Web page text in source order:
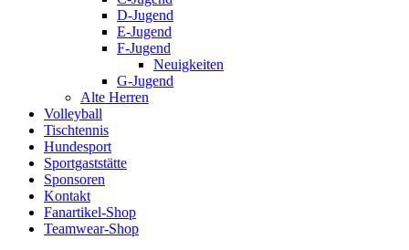
D-Jugend
E-Jugend
F-Jugend
Neuigkeiten
G-Jugend
Alte Herren
Volleyball
Tischtennis
Hundesport
Sportgaststätte
Sponsoren
Kontakt
Fanartikel-Shop
Teamwear-Shop